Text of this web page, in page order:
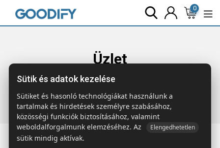
0
Üzlet
Főoldal Termékek Szóróajándék & Szerszám
Átlátszó tok 10cmx8cm
Sütik és adatok kezelése
Sütiket és hasonló technológiákat használunk a
tartalmak és hirdetések személyre szabásához,
közösségi funkciók biztosításához, valamint
weboldalforgalmunk elemzéséhez. Az
Elengedhetetlen
sütik mindig aktívak.